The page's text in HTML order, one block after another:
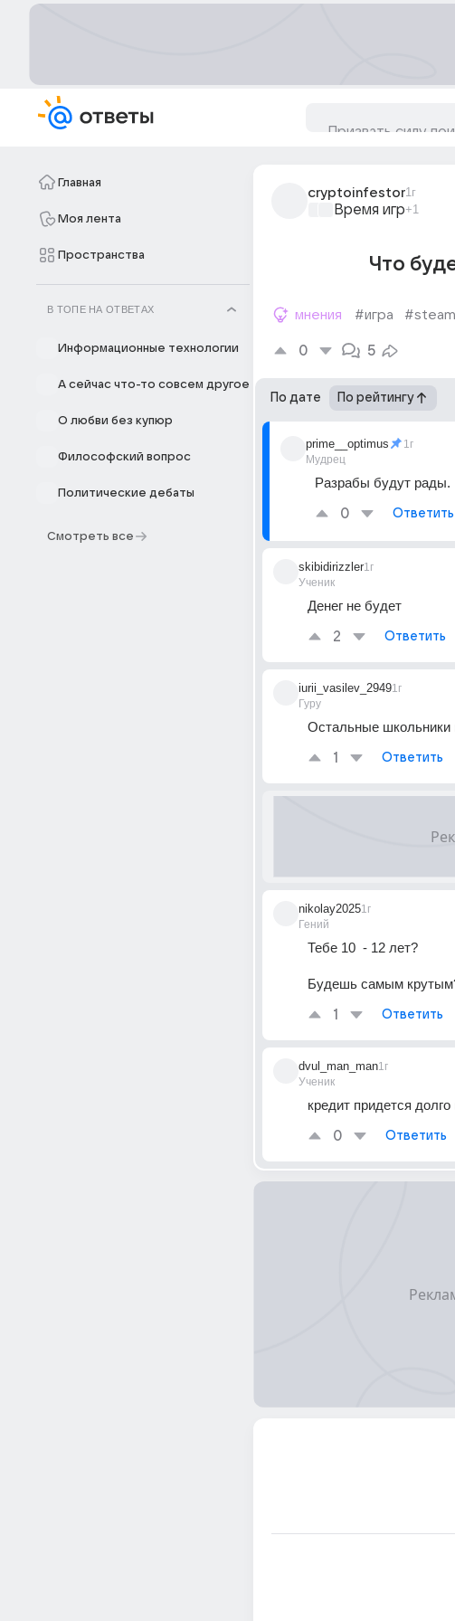
Главная
Моя лента
Пространства
В ТОПЕ НА ОТВЕТАХ
Информационные технологии
А сейчас что-то совсем другое
О любви без купюр
Философский вопрос
Политические дебаты
Смотреть все
cryptoinfestor1г
Время игр+1
Что
мнения #игра #steam
0 5
По дате По рейтингу
prime__optimus
Мудрец
1г
Разрабы будут рады.
0 Ответить
skibidirizzler
Ученик
1г
Денег не будет
2 Ответить
iurii_vasilev_2949
Гуру
1г
Остальные школьники
1 Ответить
nikolay2025
Гений
1г
Тебе 10  - 12 лет?
Будешь самым
1 Ответить
dvul_man_man
Ученик
1г
кредит придется
0 Ответить